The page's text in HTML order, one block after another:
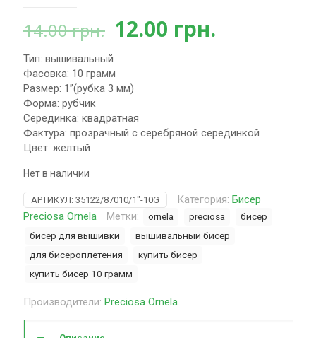
14.00грн. Первоначальная
составляла
14.00 грн..
12.00 грн.
Тип: вышивальный
Фасовка: 10 грамм
Размер: 1”(рубка 3 мм)
Форма: рубчик
Серединка: квадратная
Фактура: прозрачный с серебряной серединкой
Цвет: желтый
Нет в наличии
АРТИКУЛ: 35122/87010/1"-10G Категория: Бисер
Preciosa Ornela
Метки: ornela preciosa
бисер
бисер для вышивки
вышивальный бисер
для бисероплетения
купить бисер
купить бисер 10 грамм
Производители: Preciosa Ornela.